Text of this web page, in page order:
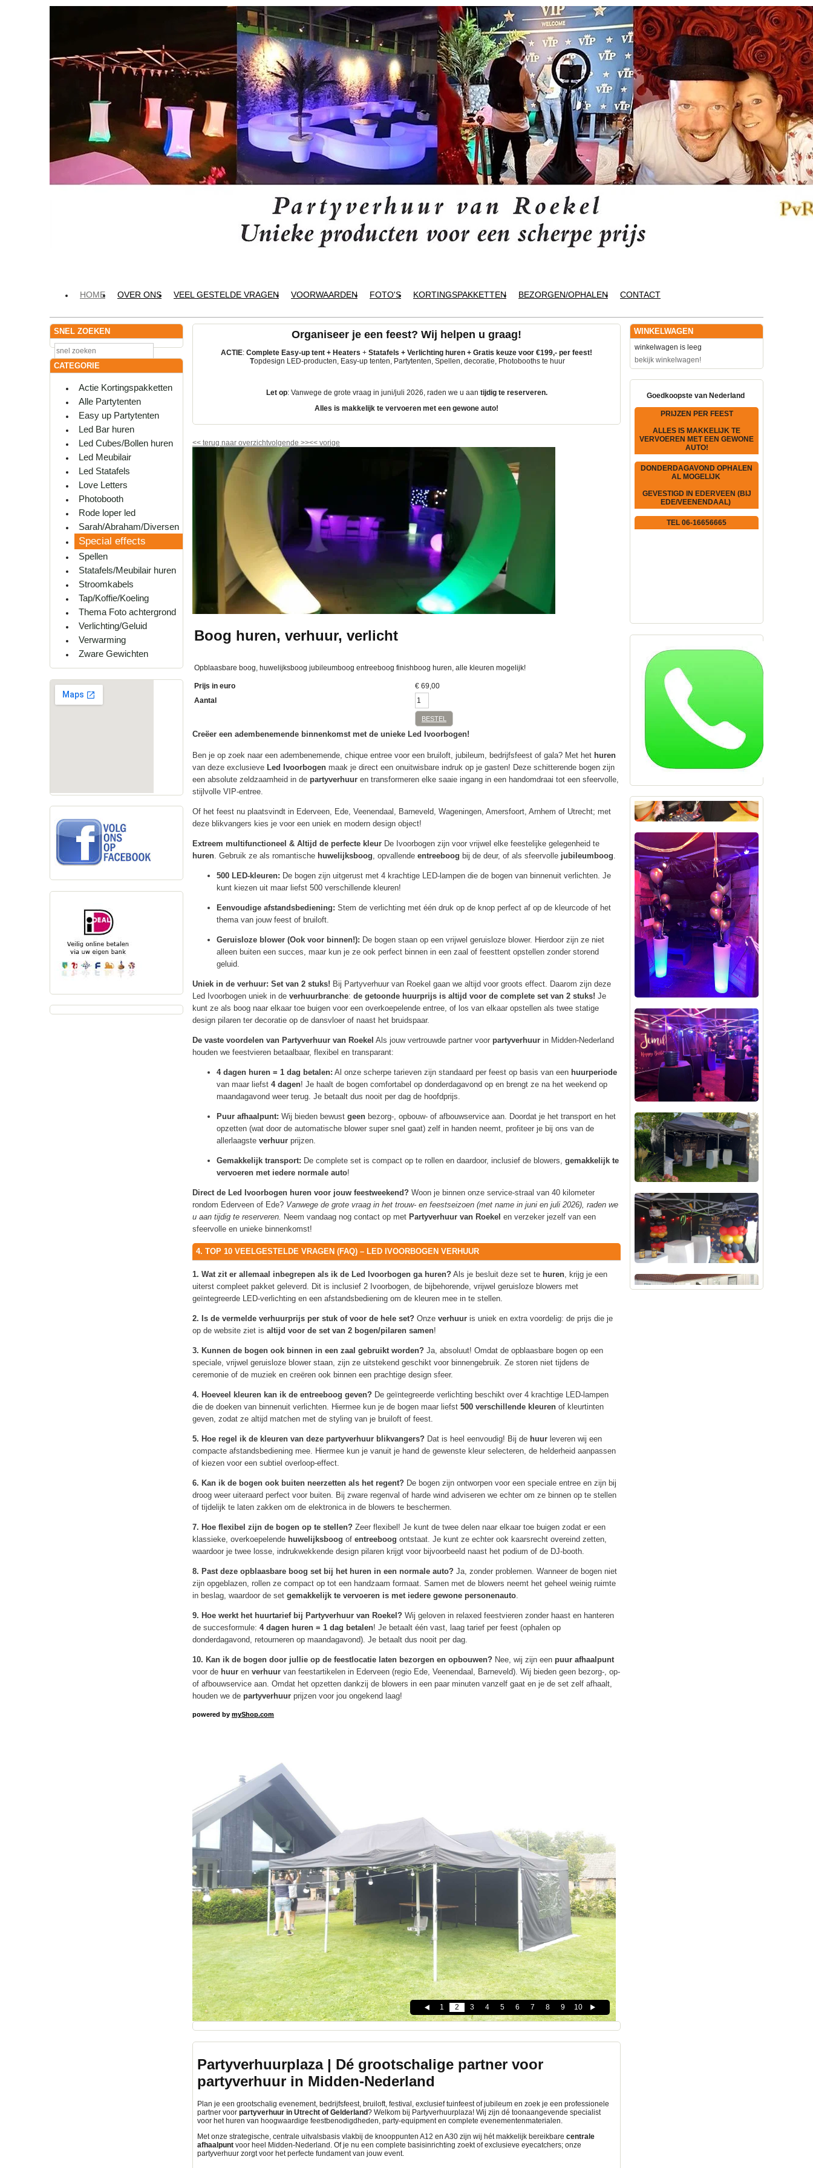
HOME OVER ONS VEEL GESTELDE VRAGEN VOORWAARDEN FOTO'S KORTINGSPAKKETTEN BEZORGEN/OPHALEN CONTACT
SNEL ZOEKEN
CATEGORIE
Actie Kortingspakketten
Alle Partytenten
Easy up Partytenten
Led Bar huren
Led Cubes/Bollen huren
Led Meubilair
Led Statafels
Love Letters
Photobooth
Rode loper led
Sarah/Abraham/Diversen
Special effects
Spellen
Statafels/Meubilair huren
Stroomkabels
Tap/Koffie/Koeling
Thema Foto achtergrond
Verlichting/Geluid
Verwarming
Zware Gewichten
Organiseer je een feest? Wij helpen u graag!
ACTIE: Complete Easy-up tent + Heaters + Statafels + Verlichting huren + Gratis keuze voor €199,- per feest!
Topdesign LED-producten, Easy-up tenten, Partytenten, Spellen, decoratie, Photobooths te huur
Let op: Vanwege de grote vraag in juni/juli 2026, raden we u aan tijdigte reserveren.
Alles is makkelijk te vervoeren met een gewone auto!
<< terug naar overzichtvolgende >><< vorige
Boog huren, verhuur, verlicht
Opblaasbare boog, huwelijksboog jubileumboog entreeboog finishboog huren, alle kleuren mogelijk!
Prijs in euro € 69,00
Aantal
BESTEL
Creëer een adembenemende binnenkomst met de unieke Led Ivoorbogen!
Ben je op zoek naar een adembenemende, chique entree voor een bruiloft, jubileum, bedrijfsfeest of gala? Met het huren
van deze exclusieve Led Ivoorbogen maak je direct een onuitwisbare indruk op je gasten! Deze schitterende bogen zijn
een absolute zeldzaamheid in de partyverhuur en transformeren elke saaie ingang in een handomdraai tot een sfeervolle,
stijlvolle VIP-entree.
Of het feest nu plaatsvindt in Ederveen, Ede, Veenendaal, Barneveld, Wageningen, Amersfoort, Arnhem of Utrecht; met
deze blikvangers kies je voor een uniek en modern design object!
Extreem multifunctioneel & Altijd de perfecte kleur De Ivoorbogen zijn voor vrijwel elke feestelijke gelegenheid te
huren. Gebruik ze als romantische huwelijksboog, opvallende entreeboog bij de deur, of als sfeervolle jubileumboog.
500 LED-kleuren: De bogen zijn uitgerust met 4 krachtige LED-lampen die de bogen van binnenuit verlichten. Je
kunt kiezen uit maar liefst 500 verschillende kleuren!
Eenvoudige afstandsbediening: Stem de verlichting met één druk op de knop perfect af op de kleurcode of het
thema van jouw feest of bruiloft.
Geruisloze blower (Ook voor binnen!): De bogen staan op een vrijwel geruisloze blower. Hierdoor zijn ze niet
alleen buiten een succes, maar kun je ze ook perfect binnen in een zaal of feesttent opstellen zonder storend
geluid.
Uniek in de verhuur: Set van 2 stuks! Bij Partyverhuur van Roekel gaan we altijd voor groots effect. Daarom zijn deze
Led Ivoorbogen uniek in de verhuurbranche: de getoonde huurprijs is altijd voor de complete set van 2 stuks! Je
kunt ze als boog naar elkaar toe buigen voor een overkoepelende entree, of los van elkaar opstellen als twee statige
design pilaren ter decoratie op de dansvloer of naast het bruidspaar.
De vaste voordelen van Partyverhuur van Roekel Als jouw vertrouwde partner voor partyverhuur in Midden-Nederland
houden we feestvieren betaalbaar, flexibel en transparant:
4 dagen huren = 1 dag betalen: Al onze scherpe tarieven zijn standaard per feest op basis van een huurperiode
van maar liefst 4 dagen! Je haalt de bogen comfortabel op donderdagavond op en brengt ze na het weekend op
maandagavond weer terug. Je betaalt dus nooit per dag de hoofdprijs.
Puur afhaalpunt: Wij bieden bewust geen bezorg-, opbouw- of afbouwservice aan. Doordat je het transport en het
opzetten (wat door de automatische blower super snel gaat) zelf in handen neemt, profiteer je bij ons van de
allerlaagste verhuur prijzen.
Gemakkelijk transport: De complete set is compact op te rollen en daardoor, inclusief de blowers, gemakkelijk te
vervoeren met iedere normale auto!
Direct de Led Ivoorbogen huren voor jouw feestweekend? Woon je binnen onze service-straal van 40 kilometer
rondom Ederveen of Ede? Vanwege de grote vraag in het trouw- en feestseizoen (met name in juni en juli 2026), raden we
u aan tijdig te reserveren. Neem vandaag nog contact op met Partyverhuur van Roekel en verzeker jezelf van een
sfeervolle en unieke binnenkomst!
4. TOP 10 VEELGESTELDE VRAGEN (FAQ) – LED IVOORBOGEN VERHUUR
1. Wat zit er allemaal inbegrepen als ik de Led Ivoorbogen ga huren? Als je besluit deze set te huren, krijg je een
uiterst compleet pakket geleverd. Dit is inclusief 2 Ivoorbogen, de bijbehorende, vrijwel geruisloze blowers met
geïntegreerde LED-verlichting en een afstandsbediening om de kleuren mee in te stellen.
2. Is de vermelde verhuurprijs per stuk of voor de hele set? Onze verhuur is uniek en extra voordelig: de prijs die je
op de website ziet is altijd voor de set van 2 bogen/pilaren samen!
3. Kunnen de bogen ook binnen in een zaal gebruikt worden? Ja, absoluut! Omdat de opblaasbare bogen op een
speciale, vrijwel geruisloze blower staan, zijn ze uitstekend geschikt voor binnengebruik. Ze storen niet tijdens de
ceremonie of de muziek en creëren ook binnen een prachtige design sfeer.
4. Hoeveel kleuren kan ik de entreeboog geven? De geïntegreerde verlichting beschikt over 4 krachtige LED-lampen
die de doeken van binnenuit verlichten. Hiermee kun je de bogen maar liefst 500 verschillende kleuren of kleurtinten
geven, zodat ze altijd matchen met de styling van je bruiloft of feest.
5. Hoe regel ik de kleuren van deze partyverhuur blikvangers? Dat is heel eenvoudig! Bij de huur leveren wij een
compacte afstandsbediening mee. Hiermee kun je vanuit je hand de gewenste kleur selecteren, de helderheid aanpassen
of kiezen voor een subtiel overloop-effect.
6. Kan ik de bogen ook buiten neerzetten als het regent? De bogen zijn ontworpen voor een speciale entree en zijn bij
droog weer uiteraard perfect voor buiten. Bij zware regenval of harde wind adviseren we echter om ze binnen op te stellen
of tijdelijk te laten zakken om de elektronica in de blowers te beschermen.
7. Hoe flexibel zijn de bogen op te stellen? Zeer flexibel! Je kunt de twee delen naar elkaar toe buigen zodat er een
klassieke, overkoepelende huwelijksboog of entreeboog ontstaat. Je kunt ze echter ook kaarsrecht overeind zetten,
waardoor je twee losse, indrukwekkende design pilaren krijgt voor bijvoorbeeld naast het podium of de DJ-booth.
8. Past deze opblaasbare boog set bij het huren in een normale auto? Ja, zonder problemen. Wanneer de bogen niet
zijn opgeblazen, rollen ze compact op tot een handzaam formaat. Samen met de blowers neemt het geheel weinig ruimte
in beslag, waardoor de set gemakkelijk te vervoeren is met iedere gewone personenauto.
9. Hoe werkt het huurtarief bij Partyverhuur van Roekel? Wij geloven in relaxed feestvieren zonder haast en hanteren
de succesformule: 4 dagen huren = 1 dag betalen! Je betaalt één vast, laag tarief per feest (ophalen op
donderdagavond, retourneren op maandagavond). Je betaalt dus nooit per dag.
10. Kan ik de bogen door jullie op de feestlocatie laten bezorgen en opbouwen? Nee, wij zijn een puur afhaalpunt
voor de huur en verhuur van feestartikelen in Ederveen (regio Ede, Veenendaal, Barneveld). Wij bieden geen bezorg-, op-
of afbouwservice aan. Omdat het opzetten dankzij de blowers in een paar minuten vanzelf gaat en je de set zelf afhaalt,
houden we de partyverhuur prijzen voor jou ongekend laag!
powered by myShop.com
1 2 3 4 5 6 7 8 9 10
Partyverhuurplaza | Dé grootschalige partner voor
partyverhuur in Midden-Nederland
Plan je een grootschalig evenement, bedrijfsfeest, bruiloft, festival, exclusief tuinfeest of jubileum en zoek je een professionele
partner voor partyverhuur in Utrecht of Gelderland? Welkom bij Partyverhuurplaza! Wij zijn dé toonaangevende specialist
voor het huren van hoogwaardige feestbenodigdheden, party-equipment en complete evenementenmaterialen.
Met onze strategische, centrale uitvalsbasis vlakbij de knooppunten A12 en A30 zijn wij hét makkelijk bereikbare centrale
afhaalpunt voor heel Midden-Nederland. Of je nu een complete basisinrichting zoekt of exclusieve eyecatchers; onze
partyverhuur zorgt voor het perfecte fundament van jouw event.
WINKELWAGEN
winkelwagen is leeg
bekijk winkelwagen!
Goedkoopste van Nederland
PRIJZEN PER FEEST
ALLES IS MAKKELIJK TE
VERVOEREN MET EEN GEWONE
AUTO!
DONDERDAGAVOND OPHALEN
AL MOGELIJK
GEVESTIGD IN EDERVEEN (BIJ
EDE/VEENENDAAL)
TEL 06-16656665